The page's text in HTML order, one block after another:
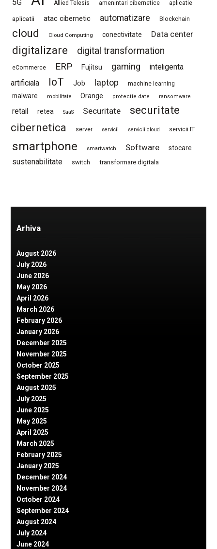
5G Allied Telesis amenintari cibernetice aplicatie
aplicatii atac cibernetic automatizare Blockchain
cloud Cloud Computing conectivitate Data center
digitalizare digital transformation
eCommerce ERP Fujitsu gaming
inteligenta
artificiala
IoT Job laptop machine learning
malware mobilitate Orange protectie date ransomware
retail retea SaaS Securitate
securitate
cibernetica
server servicii servicii cloud servicii IT
smartphone smartwatch Software stocare
sustenabilitate switch transformare digitala
Arhiva
August 2026
July 2026
June 2026
May 2026
April 2026
March 2026
February 2026
January 2026
December 2025
November 2025
October 2025
September 2025
August 2025
July 2025
June 2025
May 2025
April 2025
March 2025
February 2025
January 2025
December 2024
November 2024
October 2024
September 2024
August 2024
July 2024
June 2024